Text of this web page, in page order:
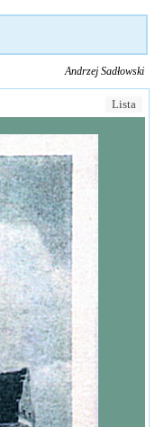
Andrzej Sadłowski
Lista